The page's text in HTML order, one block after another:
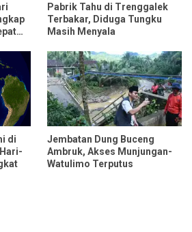
Pabrik Tahu di Trenggalek
Terbakar, Diduga Tungku
Masih Menyala
di
Jembatan Dung Buceng
Ambruk, Akses Munjungan-
Watulimo Terputus